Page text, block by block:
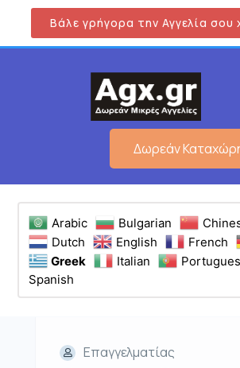
Βάλε γρήγορα την Αγγελία σου
Δωρεάν
Arabic Bulgarian
Dutch
English French
Greek
Italian
Spanish
Επαγγελματίας